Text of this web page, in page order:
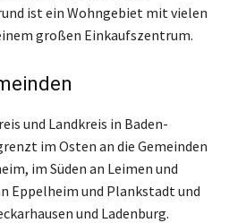
ist ein Wohngebiet mit vielen
großen Einkaufszentrum.
und Landkreis in Baden-
im Osten an die Gemeinden
im Süden an Leimen und
Eppelheim und Plankstadt und
und Ladenburg.